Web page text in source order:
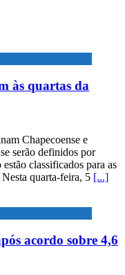
às quartas da
Chapecoense e
serão definidos por
classificados para as
quarta-feira, 5 [...]
acordo sobre 4,6